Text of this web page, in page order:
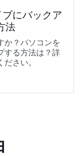
にバックア
法
か？パソコンを
する方法は？詳
さい。